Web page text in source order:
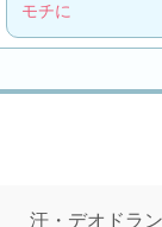
モチに
汗・デオドラ